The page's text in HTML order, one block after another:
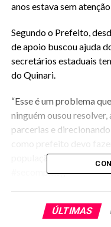
anos estava sem
Segundo o Prefeito,
de apoio buscou ajuda
secretários estaduais
do Quinari.
“Esse é um problema
ninguém ousou resolver,
parcerias e
população”, explicou o
#secompmsg
RELATED TOPICS:
ÚLTIMAS